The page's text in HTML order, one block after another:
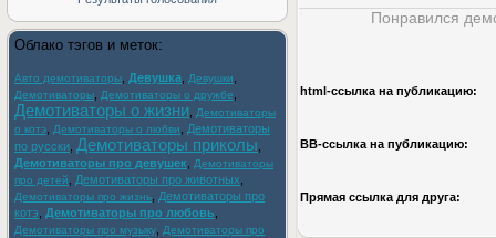
Понравился
html-cсылка на публикацию:
BB-cсылка на публикацию:
Прямая ссылка для друга:
Облако тэгов и меток:
Авто демотиваторы Девушка Девушки
Демотиваторы Демотиваторы о дружбе
Демотиваторы о жизни
Демотиваторы
о котэ
Демотиваторы о любви
Демотиваторы
по русски Демотиваторы приколы
Демотиваторы про девушек
Демотиваторы
про детей
Демотиваторы про животных
Демотиваторы про жизнь
Демотиваторы про
котэ
Демотиваторы про любовь
Демотиваторы про музыку
Демотиваторы про